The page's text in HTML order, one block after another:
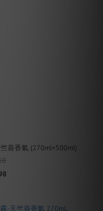
葵香氣 (270ml+500ml)